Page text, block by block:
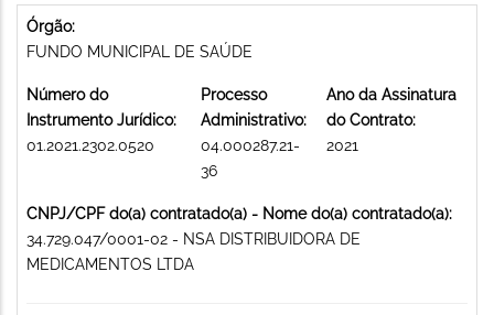
Órgão:
FUNDO MUNICIPAL DE SAÚDE
Número do
Instrumento Jurídico:
01.2021.2302.0520
Processo
Administrativo:
04.000287.21-
36
Ano da Assinatura
do Contrato:
2021
CNPJ/CPF do(a) contratado(a) - Nome do(a) contratado(a):
34.729.047/0001-02 - NSA DISTRIBUIDORA DE
MEDICAMENTOS LTDA